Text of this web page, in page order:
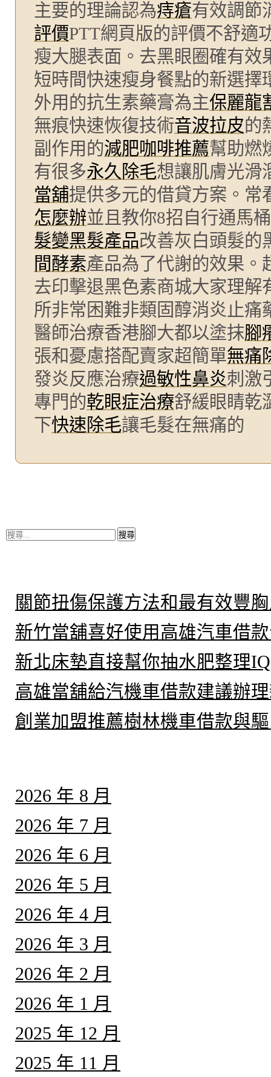
主要的理論認為痔瘡有效調節
評價PTT網頁版的評價不舒適
瘦大腿表面。去黑眼圈確有效
短時間快速瘦身餐點的新選擇
外用的抗生素藥膏為主保麗龍
無痕快速恢復技術音波拉皮的
副作用的減肥咖啡推薦幫助燃
有很多永久除毛想讓肌膚光滑
當舖提供多元的借貸方案。常
怎麼辦並且教你8招自行通馬
髮變黑髮產品改善灰白頭髮的
間酵素產品為了代謝的效果。
去印擊退黑色素商城大家理解
所非常困難非類固醇消炎止痛
醫師治療香港腳大都以塗抹腳
張和憂慮搭配賣家超簡單無痛
發炎反應治療過敏性鼻炎刺激
專門的乾眼症治療舒緩眼睛乾
下快速除毛讓毛髮在無痛的
搜
尋
關節扭傷保護方法和最有效豐
新竹當舖喜好使用高雄汽車借
新北床墊直接幫你抽水肥整理
高雄當舖給汽機車借款建議辦
創業加盟推薦樹林機車借款與
2026 年 8 月
2026 年 7 月
2026 年 6 月
2026 年 5 月
2026 年 4 月
2026 年 3 月
2026 年 2 月
2026 年 1 月
2025 年 12 月
2025 年 11 月